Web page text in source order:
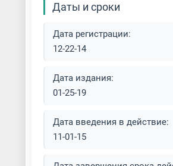
Даты и сроки
Дата регистрации:
12-22-14
Дата издания:
01-25-19
Дата введения в действие:
11-01-15